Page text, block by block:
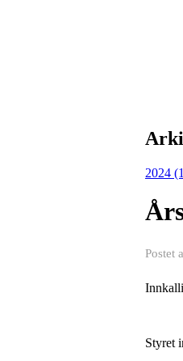
2024
Postet
Styret